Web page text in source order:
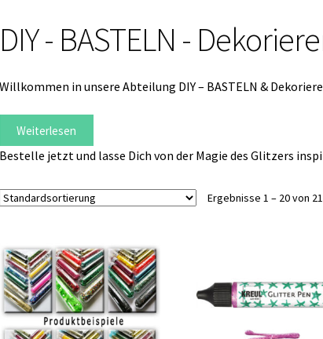
Vertrag widerrufen Warenkorb
DIY - BASTELN -
Willkommen in unsere Abteilung DIY – BASTELN &
Weiterlesen
Bestelle jetzt und lasse Dich von der Magie des Glitzers
Ergebnisse 1 – 20 von